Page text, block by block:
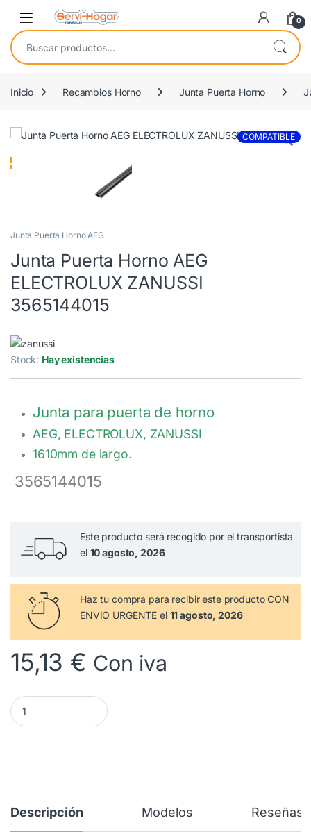
Saltar a navegación
saltar al contenido
Open 0
Buscar por:
Inicio Recambios Horno Junta Puerta Horno
COMPATIBLE
Junta Puerta Horno AEG
Junta Puerta Horno AEG
ELECTROLUX ZANUSSI
3565144015
Stock: Hay existencias
Junta para puerta de horno
AEG, ELECTROLUX, ZANUSSI
1610mm de largo.
3565144015
Este producto será recogido por el transportista
el 10 agosto, 2026
Haz tu compra para recibir este producto CON
ENVIO URGENTE el 11 agosto, 2026
15,13 € Con iva
Junta Puerta Horno AEG ELECTROLUX ZANUSSI 3565144015
Descripción Modelos Reseñas